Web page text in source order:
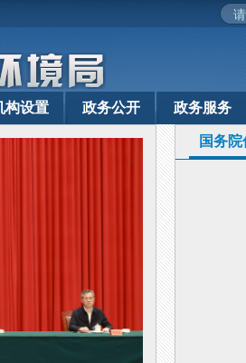
构设置 政务公开 政务服务
国务